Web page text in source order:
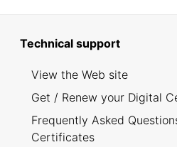
Technical support
View the Web site
Get / Renew your Digital
Frequently Asked
Certificates